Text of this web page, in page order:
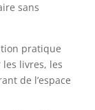
sans
pratique
livres, les
de l’espace